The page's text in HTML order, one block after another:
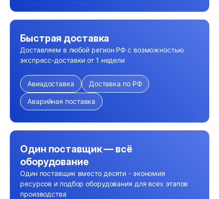
Быстрая доставка
Доставляем в любой регион РФ с возможностью
экспресс-доставки от 1 недели
Авиадоставка Доставка по РФ
Аварийная поставка
Один поставщик — всё
оборудование
Один поставщик вместо десяти - экономия
ресурсов и подбор оборудования для всех этапов
производства